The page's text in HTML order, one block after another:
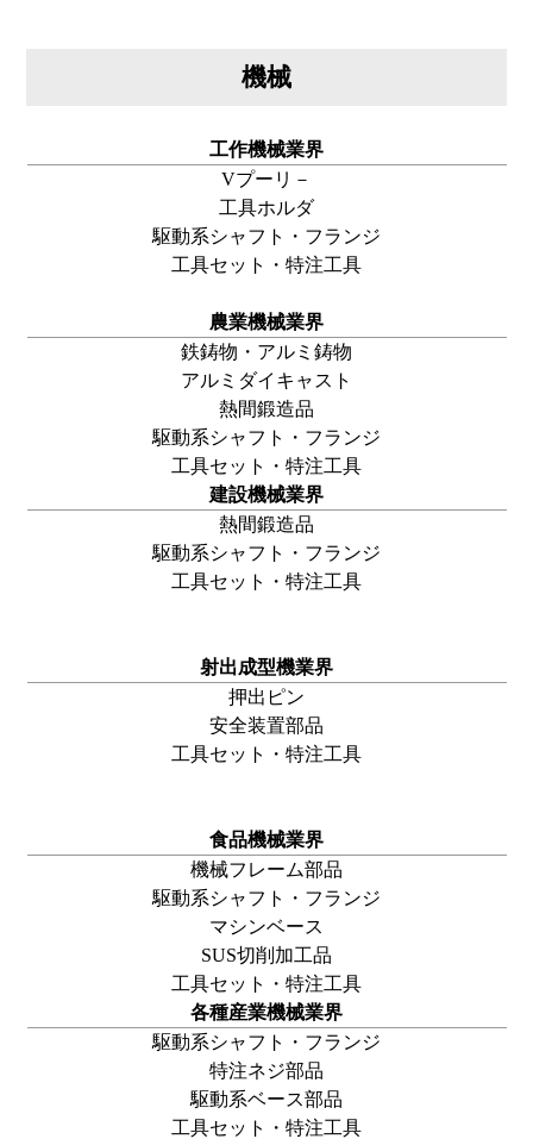
機械
工作機械業界
Vプーリ－
工具ホルダ
駆動系シャフト・ フランジ
工具セット・特注工具
農業機械業界
鉄鋳物・アルミ鋳物
アルミダイキャスト
熱間鍛造品
駆動系シャフト・ フランジ
工具セット・特注工具
建設機械業界
熱間鍛造品
駆動系シャフト・ フランジ
工具セット・特注工具
射出成型機業界
押出ピン
安全装置部品
工具セット・特注工具
食品機械業界
機械フレーム部品
駆動系シャフト・ フランジ
マシンベース
SUS切削加工品
工具セット・特注工具
各種産業機械業界
駆動系シャフト・ フランジ
特注ネジ部品
駆動系ベース部品
工具セット・特注工具